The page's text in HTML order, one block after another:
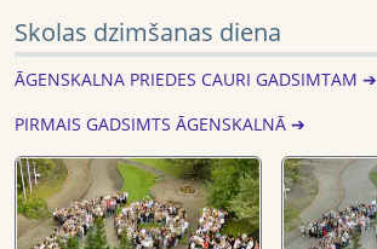
Skolas dzimšanas diena
ĀGENSKALNA PRIEDES CAURI GADSIMTAM ➔
PIRMAIS GADSIMTS ĀGENSKALNĀ ➔